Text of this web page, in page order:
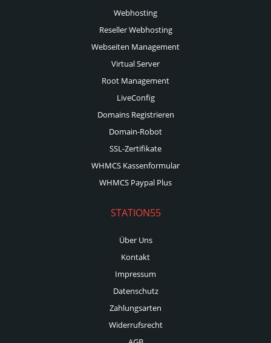
Webhosting
Reseller Webhosting
Webseiten Management
Virtual Server
Root Management
LiveConfig
Domains Registrieren
Domain-Robot
SSL-Zertifikate
WHMCS Kassenformular
WHMCS Paypal Plus
STATION55
Über Uns
Kontakt
Impressum
Datenschutz
Zahlungsarten
Widerrufsrecht